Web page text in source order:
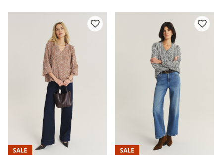
SALE SALE